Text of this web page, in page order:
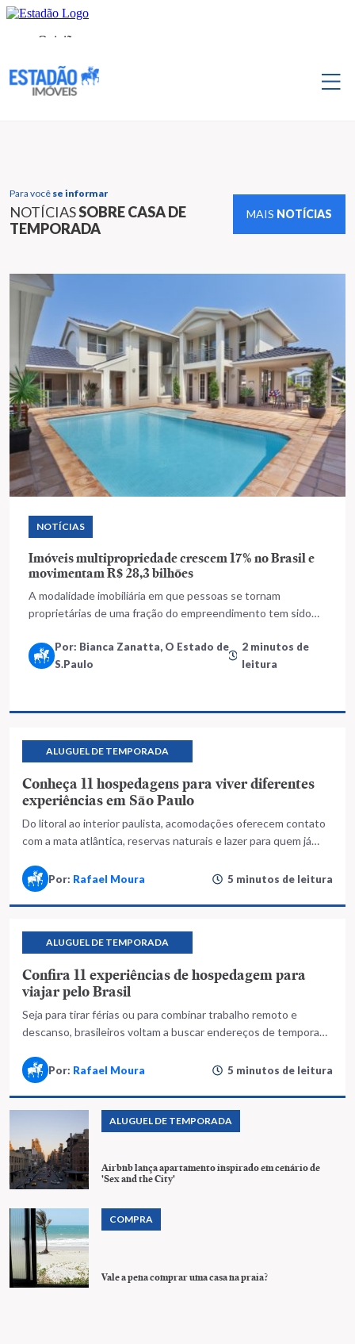
Para você se informar
NOTÍCIASSOBRE CASA DE
TEMPORADA
MAIS NOTÍCIAS
NOTÍCIAS
Imóveis multipropriedade crescem 17% no Brasil e
movimentam R$ 28,3 bilhões
A modalidade imobiliária em que pessoas se tornam
proprietárias de uma fração do empreendimento tem sido
Por: Bianca Zanatta, O Estado de
S.Paulo
2 minutos de
leitura
ALUGUEL DE TEMPORADA
Conheça 11 hospedagens para viver diferentes
experiências em São Paulo
Do litoral ao interior paulista, acomodações oferecem contato
com a mata atlântica, reservas naturais e lazer para quem já
Por: Rafael Moura 5 minutos de leitura
ALUGUEL DE TEMPORADA
Confira 11 experiências de hospedagem para
viajar pelo Brasil
Seja para tirar férias ou para combinar trabalho remoto e
descanso, brasileiros voltam a buscar endereços de temporada
Por: Rafael Moura 5 minutos de leitura
ALUGUEL DE TEMPORADA
Airbnb lança apartamento inspirado em cenário de
'Sex and the City'
COMPRA
Vale a pena comprar uma casa na praia?